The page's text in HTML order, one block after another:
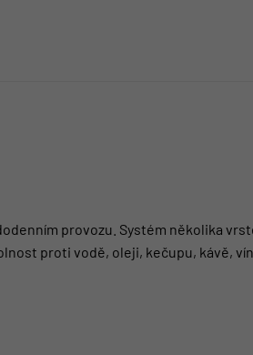
provozu. Systém několika
proti vodě, oleji, kečupu, kávě,